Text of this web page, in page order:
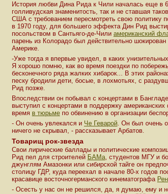
История любви Дина Рида к Чили началась еще в
голливудская знаменитость, так и не ставшая
США с требованием пересмотреть свою политику
в 1970 году, для большего эффекта Дин Рид
посольством в Сантьяго-де-Чили американский
парень из Колорадо был действительно
Америке.
-Уже тогда я впервые увидел, в каких
Я хорошо помню, как во время поездки по
бесконечного ряда жалких хибарок... В этих
песку бродили дети, босые, в лохмотьях, с
Рид позже.
Впоследствии он побывал с концертами в
выступил с концертами в поддержку
время в тюрьме по обвинению в организации
- Он очень увлекался и Че Геварой. Он был очень
ничего не скрывал, - рассказывает Арбатов.
Товарищ рок-звезда
Свои лирические баллады и политические
Рид пел для строителей БАМа, студентов МГУ и
джунглям Амазонки или сибирской тайге он
столицу ГДР, куда переехал в начале 80-х годов
красавице восточногерманского кинематографа
- Осесть у нас он не решился, да, я думаю, ему и